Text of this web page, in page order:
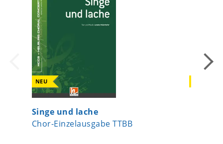
NEU
Singe und lache
Chor-Einzelausgabe TTBB